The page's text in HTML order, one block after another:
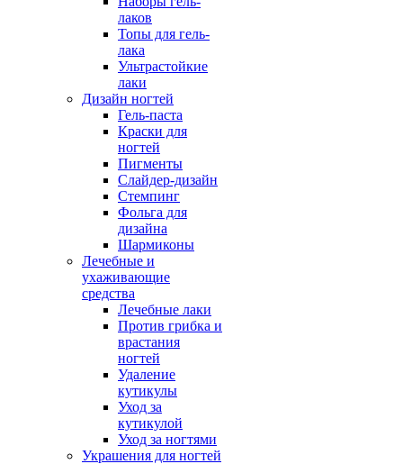
лаков
Топы для гель-
лака
Ультрастойкие
лаки
Дизайн ногтей
Гель-паста
Краски для
ногтей
Пигменты
Слайдер-дизайн
Стемпинг
Фольга для
дизайна
Шармиконы
Лечебные и
ухаживающие
средства
Лечебные лаки
Против грибка и
врастания
ногтей
Удаление
кутикулы
Уход за
кутикулой
Уход за ногтями
Украшения для ногтей